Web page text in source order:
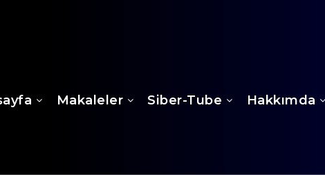
Makaleler Siber-Tube Hakkımda